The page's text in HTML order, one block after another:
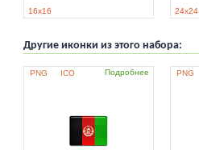
16x16 24x24
Другие иконки из этого набора:
PNG ICO Подробнее PNG